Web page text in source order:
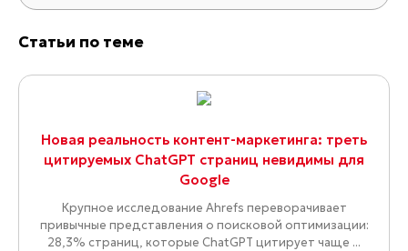
Статьи по теме
Новая реальность контент-маркетинга: треть
цитируемых ChatGPT страниц невидимы для
Google
Крупное исследование Ahrefs переворачивает
привычные представления о поисковой оптимизации:
28,3% страниц, которые ChatGPT цитирует чаще ...